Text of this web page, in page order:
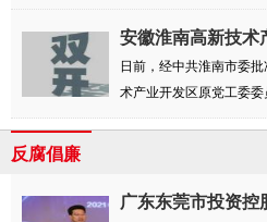
安徽淮南高新技术
员、管...
日前，经中共淮南市委
术产业开发区原党工委
反腐倡廉
广东东莞市投资控